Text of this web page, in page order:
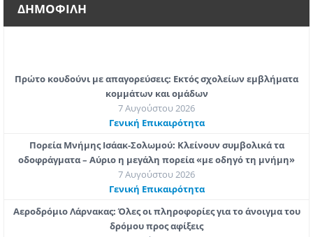
ΔΗΜΟΦΙΛΗ
Πρώτο κουδούνι με απαγορεύσεις: Εκτός σχολείων εμβλήματα
κομμάτων και ομάδων
7 Αυγούστου 2026
Γενική Επικαιρότητα
Πορεία Μνήμης Ισάακ-Σολωμού: Κλείνουν συμβολικά τα
οδοφράγματα – Αύριο η μεγάλη πορεία «με οδηγό τη μνήμη»
7 Αυγούστου 2026
Γενική Επικαιρότητα
Αεροδρόμιο Λάρνακας: Όλες οι πληροφορίες για το άνοιγμα του
δρόμου προς αφίξεις